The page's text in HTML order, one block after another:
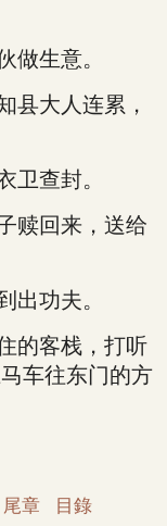
生意。
大人连累，
查封。
回来，送给
功夫。
的客栈，打听
车往东门的方
尾章 目錄